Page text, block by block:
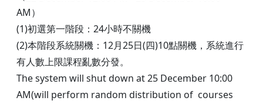
AM）
(1)初選第一階段：24小時不關機
(2)本階段系統關機：12月25日(四)10點關機，系統進行
有人數上限課程亂數分發。
The system will shut down at 25 December 10:00
AM(will perform random distribution of courses